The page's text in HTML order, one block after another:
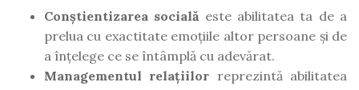
Conștientizarea socială este abilitatea ta de a
prelua cu exactitate emoțiile altor persoane și de
a înțelege ce se întâmplă cu adevărat.
Managementul relațiilor reprezintă abilitatea